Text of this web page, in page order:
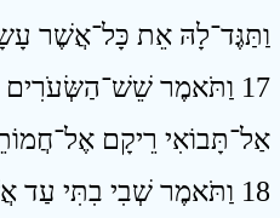
וַתַּגֶּד־לָהּ אֵת כָּל־אֲשֶׁר
17 וַתֹּאמֶר
אַל־תָּבוֹאִי רֵיקָם
18 וַתֹּאמֶר שְׁבִי בִתִּי